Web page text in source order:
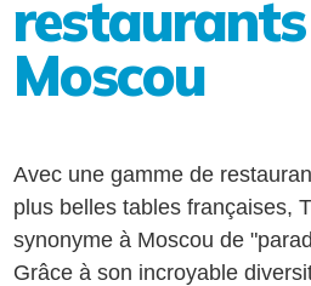
Moscou
Avec une gamme de
plus belles tables françaises,
synonyme à Moscou de
Grâce à son incroyable